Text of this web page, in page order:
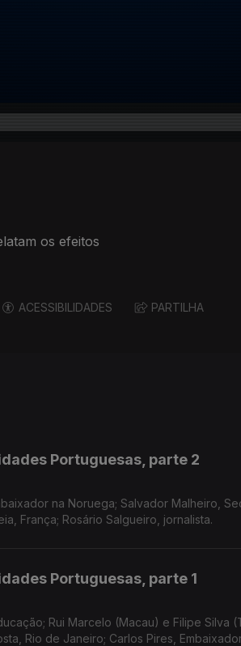
os efeitos
ACESSIBILIDADES PARTILHA
Portuguesas, parte 2
na Noruega; Salvador Malheiro,
França; Rosário Salgueiro, jornalista.
Portuguesas, parte 1
Rui Marcelo (Macau) e Filipe Silva
Rio de Janeiro; Carlos Pires,